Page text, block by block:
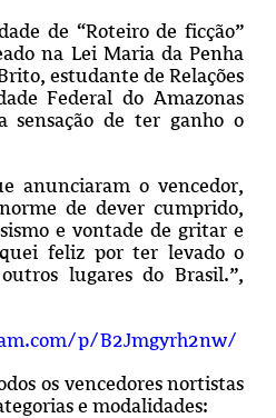
de “Roteiro de ficção”
na Lei Maria da Penha
estudante de Relações
Federal do Amazonas
sensação de ter ganho o
anunciaram o vencedor,
de dever cumprido,
e vontade de gritar e
feliz por ter levado o
lugares do Brasil.”,
p/B2Jmgyrh2nw/
os vencedores nortistas
e modalidades: